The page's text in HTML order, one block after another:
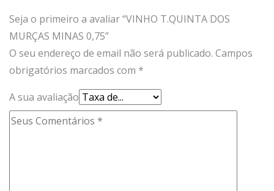
Seja o primeiro a avaliar “VINHO T.QUINTA DOS
MURÇAS MINAS 0,75”
O seu endereço de email não será publicado. Campos
obrigatórios marcados com *
A sua avaliação